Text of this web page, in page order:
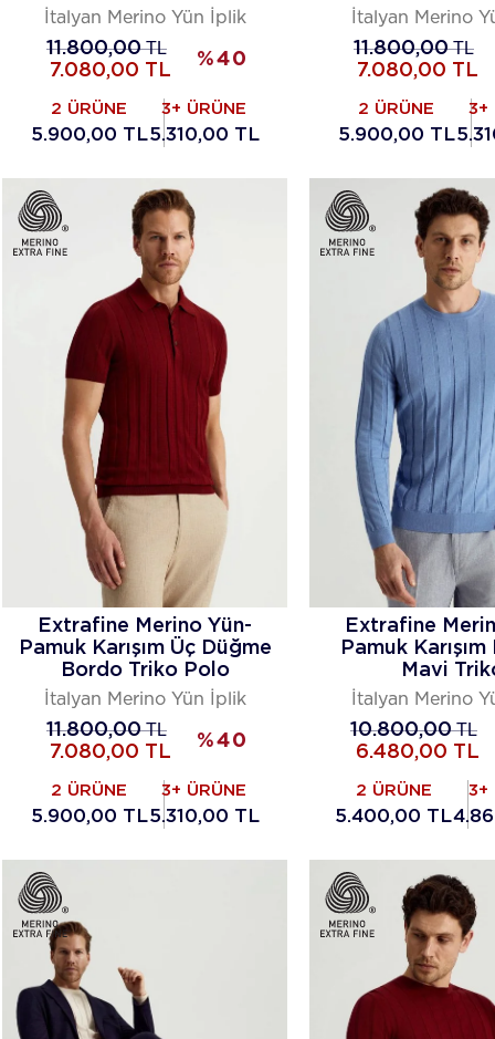
İtalyan Merino Yün İplik
11.800,00TL
7.080,00 TL
%40
2 ÜRÜNE
5.900,00 TL
3+ ÜRÜNE
5.310,00 TL
İtalyan Merino
11.800,00TL
7.080,00 TL
2 ÜRÜNE
5.900,00 TL
3+
Extrafine Merino Yün-
Pamuk Karışım Üç Düğme
Bordo Triko Polo
İtalyan Merino Yün İplik
11.800,00TL
7.080,00 TL
%40
2 ÜRÜNE
5.900,00 TL
3+ ÜRÜNE
5.310,00 TL
Extrafine
Pamuk
Mavi
İtalyan Merino
10.800,00TL
6.480,00 TL
2 ÜRÜNE
5.400,00 TL
3+